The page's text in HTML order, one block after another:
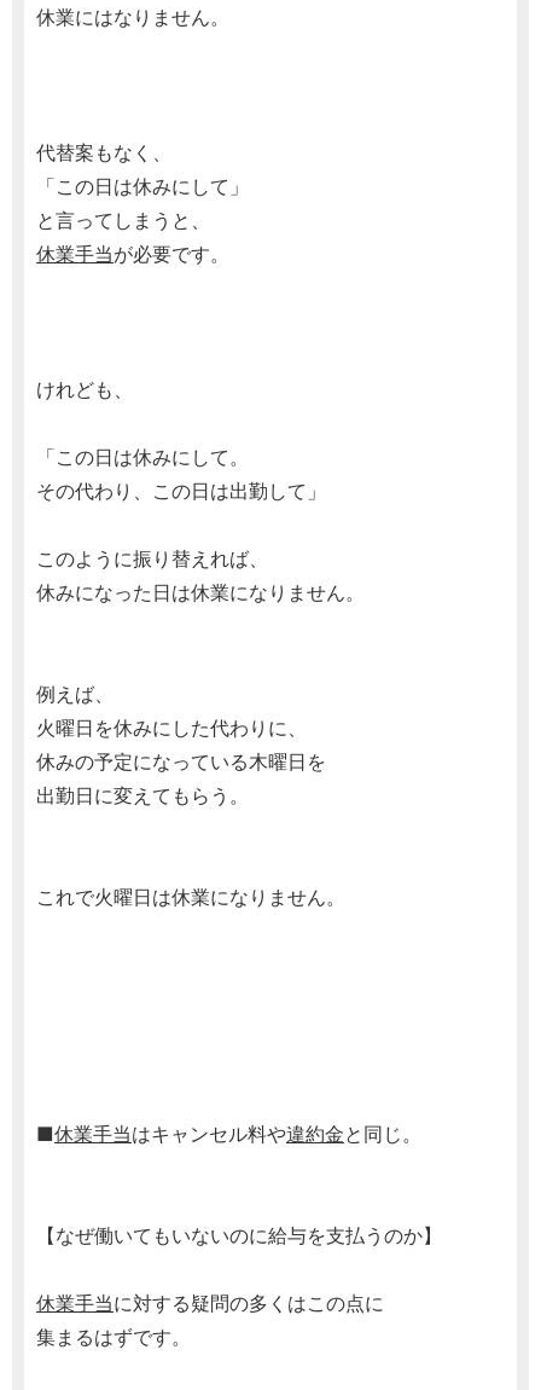
休業にはなりません。
代替案もなく、
「この日は休みにして」
と言ってしまうと、
休業手当が必要です。
けれども、
「この日は休みにして。
その代わり、この日は出勤して」
このように振り替えれば、
休みになった日は休業になりません。
例えば、
火曜日を休みにした代わりに、
休みの予定になっている木曜日を
出勤日に変えてもらう。
これで火曜日は休業になりません。
■休業手当はキャンセル料や違約金と同じ。
【なぜ働いてもいないのに給与を支払うのか】
休業手当に対する疑問の多くはこの点に
集まるはずです。